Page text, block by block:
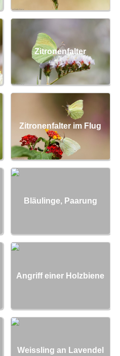
Zitronenfalter
Zitronenfalter im Flug
Bläulinge, Paarung
Angriff einer Holzbiene
Weissling an Lavendel